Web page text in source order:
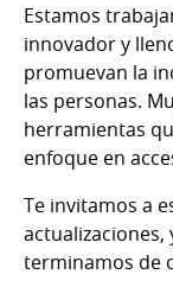
Estamos
innovador y
promuevan la
las personas.
herramientas
enfoque en
Te invitamos a
terminamos de